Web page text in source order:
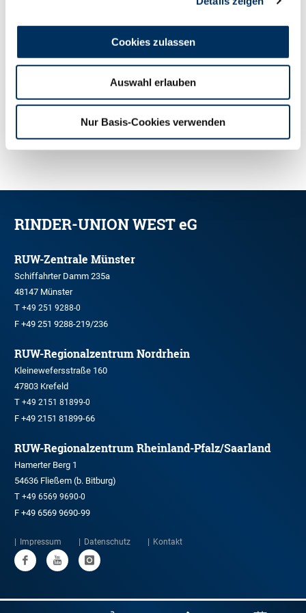
Cookies zulassen
Auswahl erlauben
Nur Basis-Cookies verwenden
ermöglichen. Mareike Engel
ZUR ÜBERSICHT
RINDER-UNION WEST eG
RUW-Zentrale Münster
Schiffahrter Damm 235a
48147 Münster
T +49 251 9288-0
F +49 251 9288-219/236
RUW-Regionalzentrum Nordrhein
Kleinewefersstraße 160
47803 Krefeld
T +49 2151 81899-0
F +49 2151 81899-66
RUW-Regionalzentrum Rheinland-Pfalz/Saarland
Hamerter Berg 1
54636 Fließem (b. Bitburg)
T +49 6569 9690-0
F +49 6569 9690-99
Impressum Datenschutz Kontakt